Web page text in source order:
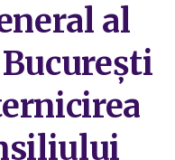
al